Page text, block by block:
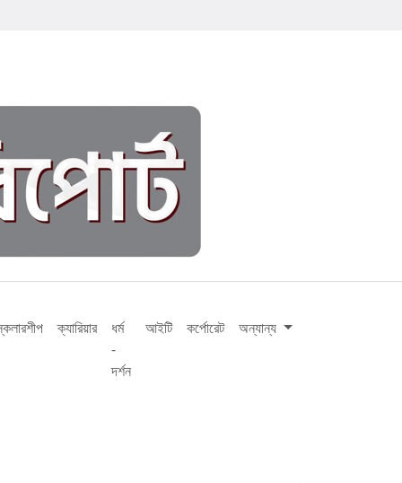
ক্যারিয়ার
ধর্ম
-
দর্শন
আইটি কর্পোরেট অন্যান্য